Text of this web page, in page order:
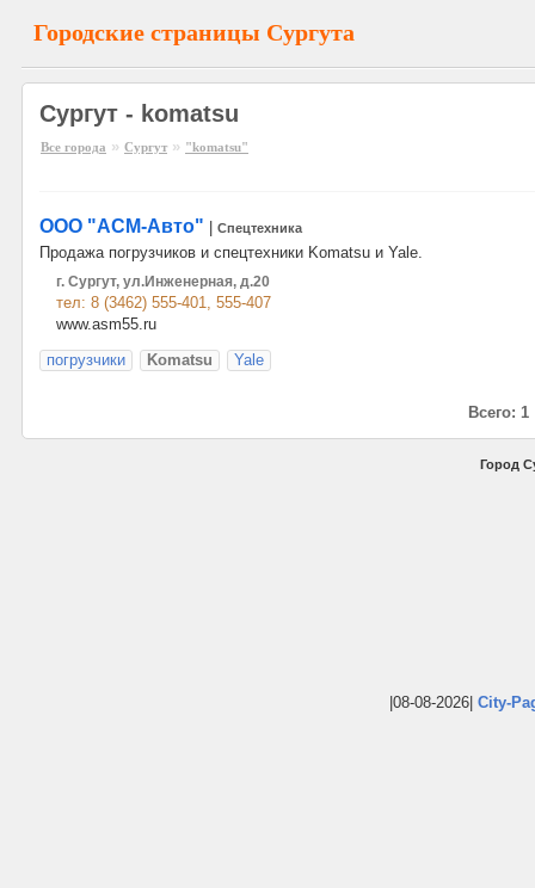
Городские страницы Сургута
Сургут - komatsu
Все города » Сургут » "komatsu"
ООО "АСМ-Авто" Спецтехника
Продажа погрузчиков и спецтехники Komatsu и Yale.
г. Сургут, ул.Инженерная, д.20
тел: 8 (3462) 555-401, 555-407
www.asm55.ru
погрузчики
Komatsu Yale
Всего: 1
Город
|08-08-2026| City-